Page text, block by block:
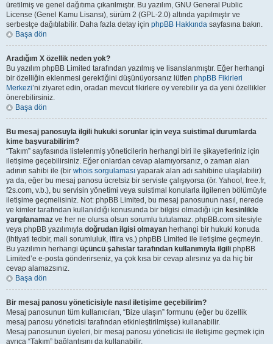
üretilmiş ve genel dağıtıma çıkarılmıştır. Bu yazılım, GNU General Public
License (Genel Kamu Lisansı), sürüm 2 (GPL-2.0) altında yapılmıştır ve
serbestçe dağıtılabilir. Daha fazla detay için phpBB Hakkında sayfasına bakın.
Başa dön
Aradığım X özellik neden yok?
Bu yazılım phpBB Limited tarafından yazılmış ve lisanslanmıştır. Eğer herhangi
bir özelliğin eklenmesi gerektiğini düşünüyorsanız lütfen phpBB Fikirleri
Merkezi’ni ziyaret edin, oradan mevcut fikirlere oy verebilir ya da yeni özellikler
önerebilirsiniz.
Başa dön
Bu mesaj panosuyla ilgili hukuki sorunlar için veya suistimal durumlarda
kime başvurabilirim?
“Takım” sayfasında listelenmiş yöneticilerin herhangi biri ile şikayetleriniz için
iletişime geçebilirsiniz. Eğer onlardan cevap alamıyorsanız, o zaman alan
adının sahibi ile (bir whois sorgulaması yaparak alan adı sahibine ulaşılabilir)
ya da, eğer bu mesaj panosu ücretsiz bir serviste çalışıyorsa (ör. Yahoo!, free.fr,
f2s.com, v.b.), bu servisin yönetimi veya suistimal konularla ilgilenen bölümüyle
iletişime geçmelisiniz. Not: phpBB Limited, bu mesaj panosunun nasıl, nerede
ve kimler tarafından kullanıldığı konusunda bir bilgisi olmadığı için kesinlikle
yargılanamaz ve her ne olursa olsun sorumlu tutulamaz. phpBB.com sitesiyle
veya phpBB yazılımıyla doğrudan ilgisi olmayan herhangi bir hukuki konuda
(ihtiyati tedbir, mali sorumluluk, iftira vs.) phpBB Limited ile iletişime geçmeyin.
Bu yazılımın herhangi üçüncü şahıslar tarafından kullanımıyla ilgili phpBB
Limited’e e-posta gönderirseniz, ya çok kısa bir cevap alırsınız ya da hiç bir
cevap alamazsınız.
Başa dön
Bir mesaj panosu yöneticisiyle nasıl iletişime geçebilirim?
Mesaj panosunun tüm kullanıcıları, “Bize ulaşın” formunu (eğer bu özellik
mesaj panosu yöneticisi tarafından etkinleştirilmişse) kullanabilir.
Mesaj panosunun üyeleri, bir mesaj panosu yöneticisi ile iletişime geçmek için
ayrıca “Takım” bağlantısını da kullanabilir.